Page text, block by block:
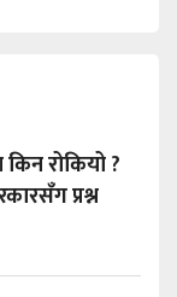
रोकियो ?
प्रश्न